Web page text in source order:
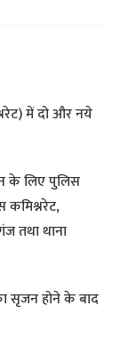
में दो और नये
के लिए पुलिस
कमिश्नरेट,
तथा थाना
सृजन होने के बाद